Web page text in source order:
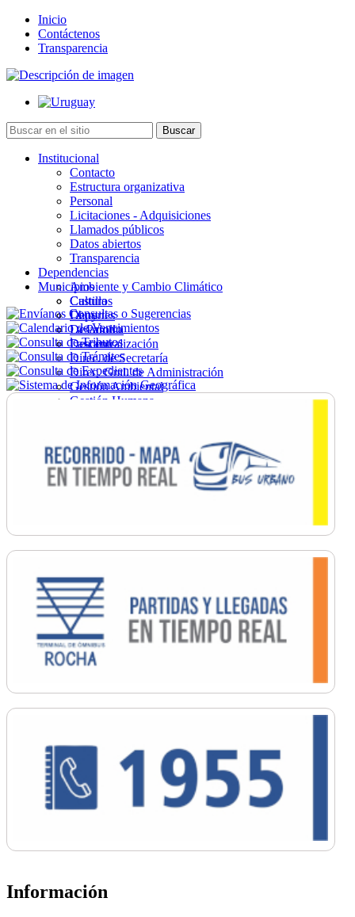
Inicio
Contáctenos
Transparencia
Institucional
Contacto
Estructura organizativa
Personal
Licitaciones - Adquisiciones
Llamados públicos
Datos abiertos
Transparencia
Dependencias
Ambiente y Cambio Climático
Cultura
Deportes
Desarrollo
Descentralización
Direc. de Secretaría
Direc. Gral. de Administración
Gestión Ambiental
Gestión Humana
Ordenamiento
Promoción Social
Salud
Secretaría General
Municipios
Castillos
Chuy
La Paloma
Lascano
Información